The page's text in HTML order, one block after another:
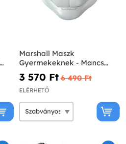
Marshall Maszk
Gyermekeknek - Mancs
őrjárat
3 570 Ft‎ 6 490 Ft‎
ELÉRHETŐ